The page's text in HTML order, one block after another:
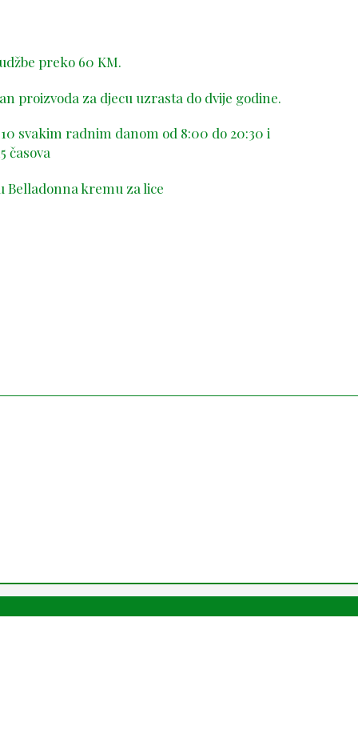
preko 60 KM.
proizvoda za djecu uzrasta do dvije godine.
svakim radnim danom od 8:00 do 20:30 i
časova
Belladonna kremu za lice